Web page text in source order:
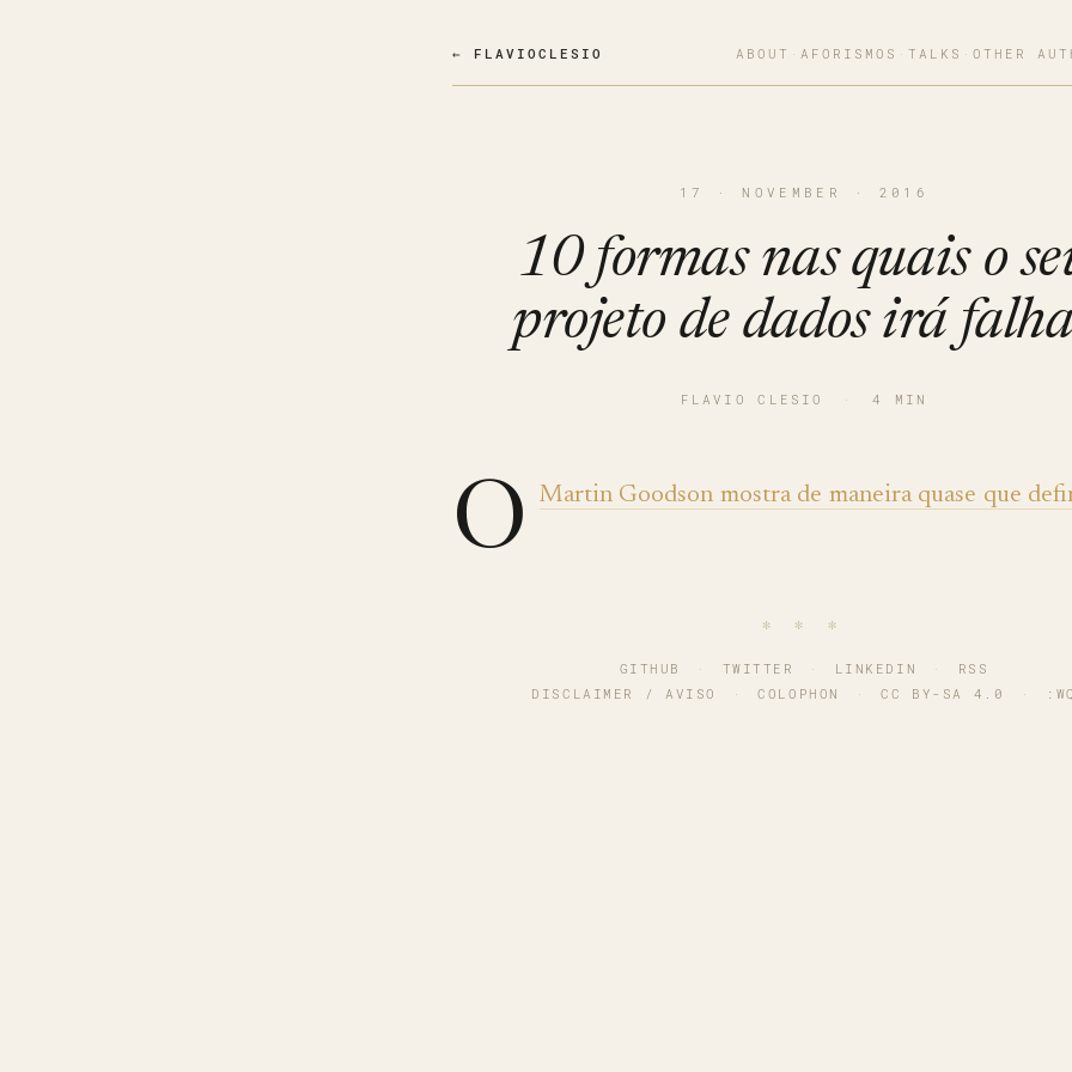
← FLAVIOCLESIO ABOUT ·AFORISMOS · TALKS · OTHER
17 · NOVEMBER · 2016
10 formas nas quais o
projeto de dados irá
FLAVIO CLESIO · 4 MIN
O Martin Goodson mostra de maneira quase que
∗ ∗ ∗
GITHUB · TWITTER · LINKEDIN ·
RSS
DISCLAIMER / AVISO
· COLOPHON · CC BY-SA 4.0 ·